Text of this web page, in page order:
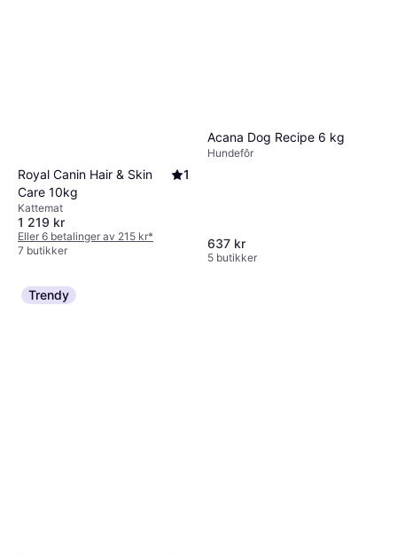
Royal Canin Hair & Skin
Care 10kg
1
Kattemat
1 219 kr
Eller 6 betalinger av 215 kr*
7 butikker
Acana Dog Recipe 6 kg
Hundefôr
637 kr
5 butikker
Trendy